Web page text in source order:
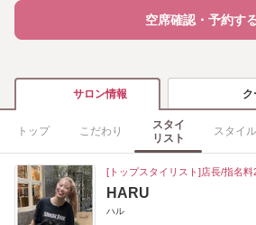
空席確認・予約す
サロン情報 ク
トップ こだわり
スタイ
リスト
スタイル
[トップスタイリスト]店長/指名料
HARU
ハル